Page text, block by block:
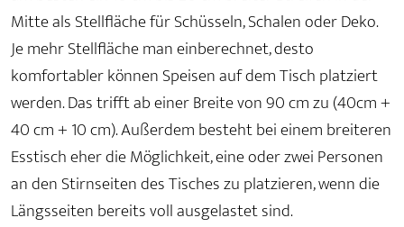
Mitte als Stellfläche für Schüsseln, Schalen oder Deko.
Je mehr Stellfläche man einberechnet, desto
komfortabler können Speisen auf dem Tisch platziert
werden. Das trifft ab einer Breite von 90 cm zu (40cm +
40 cm + 10 cm). Außerdem besteht bei einem breiteren
Esstisch eher die Möglichkeit, eine oder zwei Personen
an den Stirnseiten des Tisches zu platzieren, wenn die
Längsseiten bereits voll ausgelastet sind.